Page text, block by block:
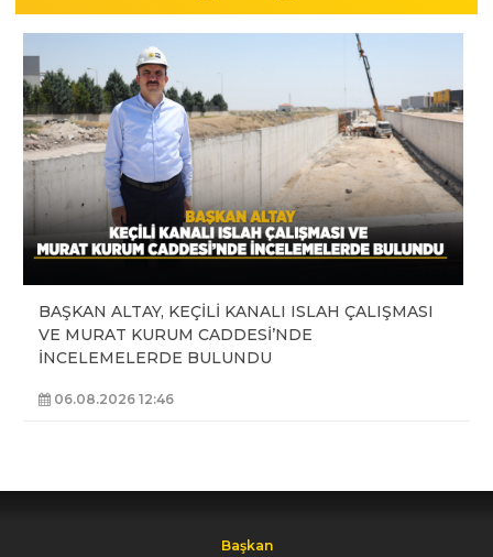
BAŞKAN ALTAY, KEÇİLİ KANALI ISLAH ÇALIŞMASI
VE MURAT KURUM CADDESİ’NDE
İNCELEMELERDE BULUNDU
06.08.2026 12:46
Başkan